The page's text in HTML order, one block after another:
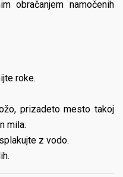
obračanjem namočenih
roke.
prizadeto mesto takoj
mila.
z vodo.